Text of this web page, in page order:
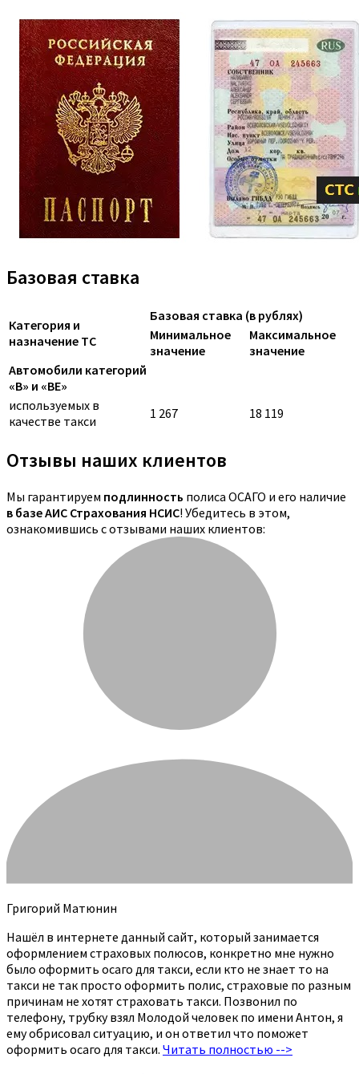
Базовая ставка
Категория и
назначение ТС
Базовая ставка (в рублях)
Минимальное
значение
Максимальное
значение
Автомобили категорий
«B» и «BE»
используемых в
качестве такси
1 267 18 119
Отзывы наших клиентов
Мы гарантируем подлинность полиса ОСАГО и его наличие
в базе АИС Страхования НСИС! Убедитесь в этом,
ознакомившись с отзывами наших клиентов:
Григорий Матюнин
Нашёл в интернете данный сайт, который занимается
оформлением страховых полюсов, конкретно мне нужно
было оформить осаго для такси, если кто не знает то на
такси не так просто оформить полис, страховые по разным
причинам не хотят страховать такси. Позвонил по
телефону, трубку взял Молодой человек по имени Антон, я
ему обрисовал ситуацию, и он ответил что поможет
оформить осаго для такси. Читать полностью -->